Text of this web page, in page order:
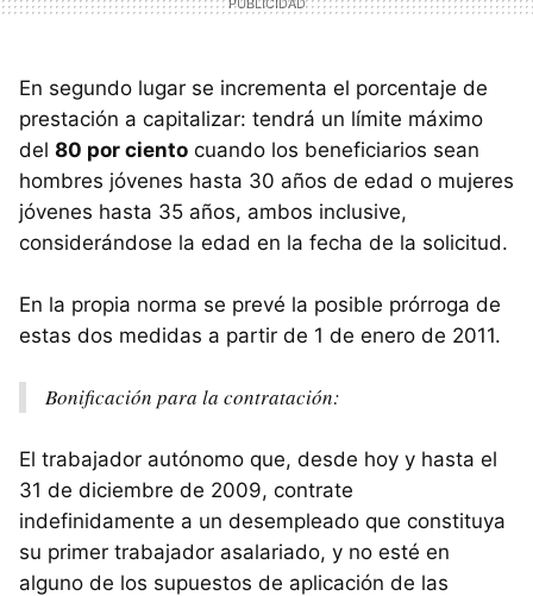
En segundo lugar se incrementa el porcentaje de
prestación a capitalizar: tendrá un límite máximo
del 80 por ciento cuando los beneficiarios sean
hombres jóvenes hasta 30 años de edad o mujeres
jóvenes hasta 35 años, ambos inclusive,
considerándose la edad en la fecha de la solicitud.
En la propia norma se prevé la posible prórroga de
estas dos medidas a partir de 1 de enero de 2011.
Bonificación para la contratación:
El trabajador autónomo que, desde hoy y hasta el
31 de diciembre de 2009, contrate
indefinidamente a un desempleado que constituya
su primer trabajador asalariado, y no esté en
alguno de los supuestos de aplicación de las